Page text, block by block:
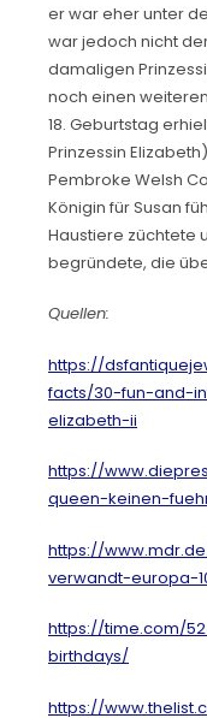
er war eher unter
war jedoch nicht
damaligen
noch einen
18. Geburtstag
Prinzessin
Pembroke Welsh
Königin für Susan
Haustiere züchtete
begründete, die
Quellen:
https://
facts/30-fun-and-
elizabeth-ii
https://
queen-keinen-
https://
verwandt-europa-
https://time.com/
birthdays/
https://